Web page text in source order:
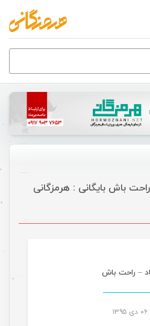
باش بایگانی : هرمزگانی
– راحت باش
۰۶ دی ۱۳۹۵